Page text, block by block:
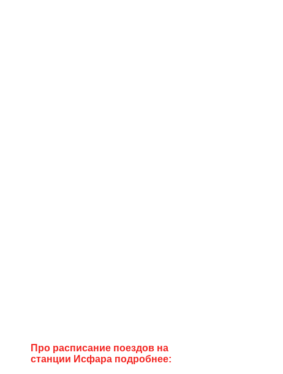
Про расписание поездов на
станции Исфара подробнее: